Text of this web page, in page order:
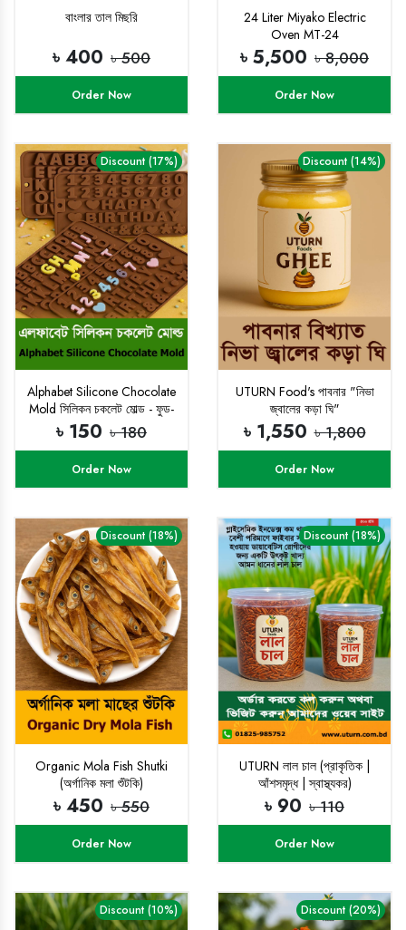
বাংলার তাল মিছরি
৳ 400 ৳ 500
Order Now
24 Liter Miyako Electric
Oven MT-24
৳ 5,500 ৳ 8,000
Order Now
Discount (17%)
Alphabet Silicone Chocolate
Mold সিলিকন চকলেট মোল্ড - ফুড-
গ্রেড সিলিকন
৳ 150 ৳ 180
Order Now
Discount (14%)
UTURN Food's পাবনার "নিভা
জ্বালের কড়া ঘি"
৳ 1,550 ৳ 1,800
Order Now
Discount (18%)
Organic Mola Fish Shutki
(অর্গানিক মলা শুঁটকি)
৳ 450 ৳ 550
Order Now
Discount (18%)
UTURN লাল চাল (প্রাকৃতিক |
আঁশসমৃদ্ধ | স্বাস্থ্যকর)
৳ 90 ৳ 110
Order Now
Discount (10%) Discount (20%)